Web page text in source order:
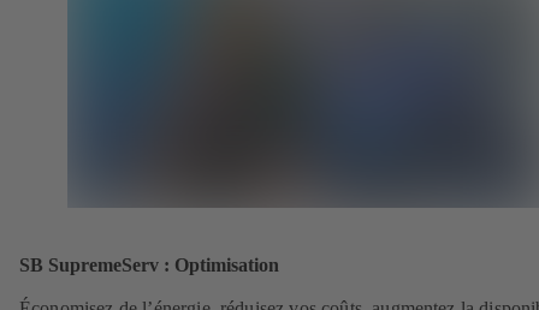
SB SupremeServ : Optimisation